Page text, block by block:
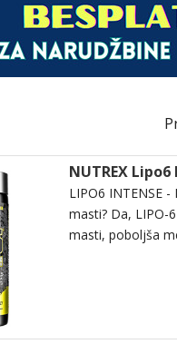
NUTREX Lipo6
LIPO6 INTENSE
masti? Da, LIPO-
masti, poboljša